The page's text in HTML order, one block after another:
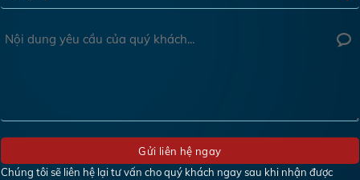
Chúng tôi sẽ liên hệ lại tư vấn cho quý khách ngay sau khi nhận được